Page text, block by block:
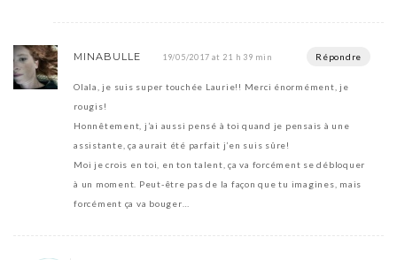
MINABULLE 19/05/2017 at 21 h 39 min Répondre
Olala, je suis super touchée Laurie!! Merci énormément, je
rougis!
Honnêtement, j’ai aussi pensé à toi quand je pensais à une
assistante, ça aurait été parfait j’en suis sûre!
Moi je crois en toi, en ton talent, ça va forcément se débloquer
à un moment. Peut-être pas de la façon que tu imagines, mais
forcément ça va bouger…